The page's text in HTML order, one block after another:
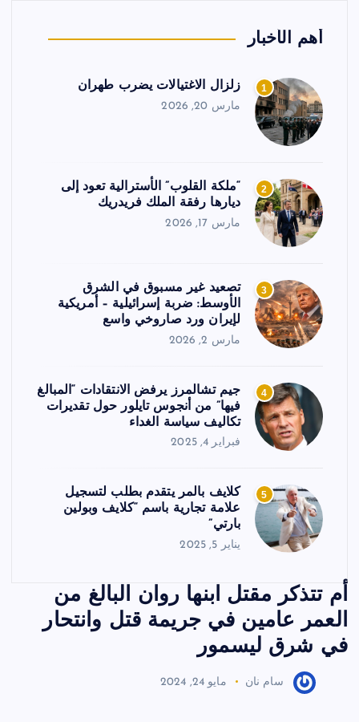
أهم الأخبار
1 زلزال الاغتيالات يضرب طهران
مارس 20, 2026
2
“ملكة القلوب” الأسترالية تعود إلى
ديارها رفقة الملك فريدريك
مارس 17, 2026
3
تصعيد غير مسبوق في الشرق
الأوسط: ضربة إسرائيلية – أمريكية
لإيران ورد صاروخي واسع
مارس 2, 2026
4
جيم تشالمرز يرفض الانتقادات “المبالغ
فيها” من أنجوس تايلور حول تقديرات
تكاليف سياسة الغداء
فبراير 4, 2025
5
كلايف بالمر يتقدم بطلب لتسجيل
علامة تجارية باسم “كلايف وبولين
بارتي”
يناير 5, 2025
أم تتذكر مقتل ابنها روان البالغ من
العمر عامين في جريمة قتل وانتحار
في شرق ليسمور
سام نان مايو 24, 2024